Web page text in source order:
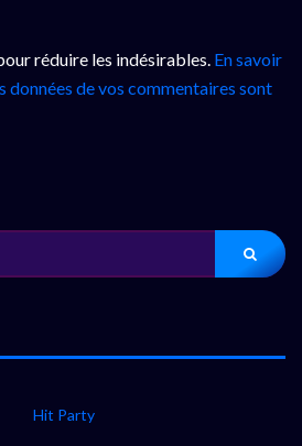
réduire les indésirables. En savoir
données de vos commentaires sont